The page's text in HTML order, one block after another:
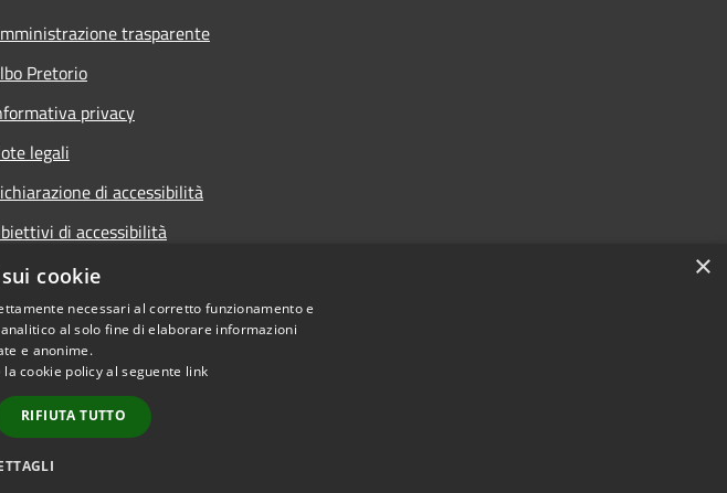
trasparente
Pretorio
privacy
legali
di accessibilità
di accessibilità
Copyright © 2026 • Comune di Torremaggiore • Powered by
×
cookie
necessari al corretto funzionamento e
al solo fine di elaborare informazioni
e anonime.
cookie policy al seguente link
RIFIUTA TUTTO
Escape per chiudere